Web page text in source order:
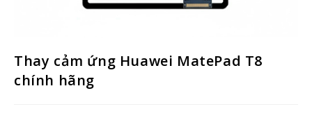
Thay cảm ứng Huawei MatePad T8
chính hãng